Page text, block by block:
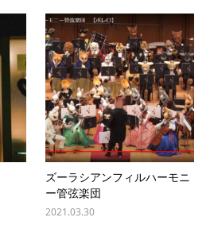
ズーラシアンフィルハーモニ
ー管弦楽団
2021.03.30